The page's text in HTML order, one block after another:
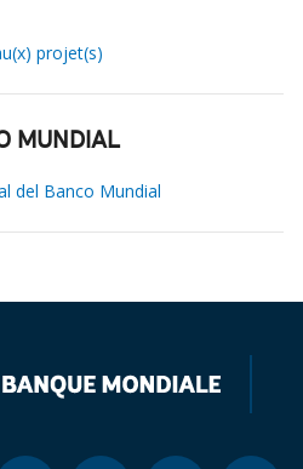
projet(s)
MUNDIAL
del Banco Mundial